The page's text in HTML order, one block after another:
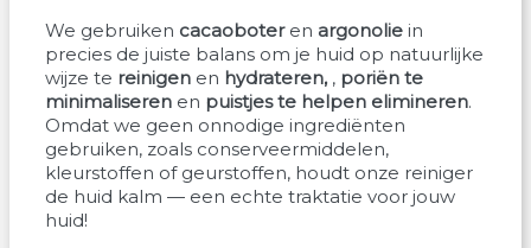
We gebruiken cacaoboteren argonolie in
precies de juiste balans om je huid op natuurlijke
wijze te reinigen en hydrateren, , poriën te
minimaliseren en puistjes te helpen elimineren.
Omdat we geen onnodige ingrediënten
gebruiken, zoals conserveermiddelen,
kleurstoffen of geurstoffen, houdt onze reiniger
de huid kalm — een echte traktatie voor jouw
huid!